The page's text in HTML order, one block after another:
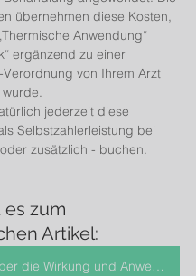
übernehmen diese Kosten,
Anwendung“
ergänzend zu einer
von Ihrem Arzt
jederzeit diese
Selbstzahlerleistung bei
zusätzlich - buchen.
es zum
Artikel:
Lies alles über die Wirkung und Anwendung des Paraffinbades.